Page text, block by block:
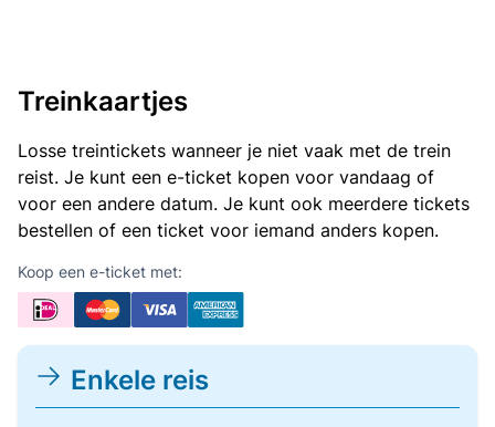
Treinkaartjes
Losse treintickets wanneer je niet vaak met de trein
reist. Je kunt een e-ticket kopen voor vandaag of
voor een andere datum. Je kunt ook meerdere tickets
bestellen of een ticket voor iemand anders kopen.
Koop een e-ticket met:
Enkele reis